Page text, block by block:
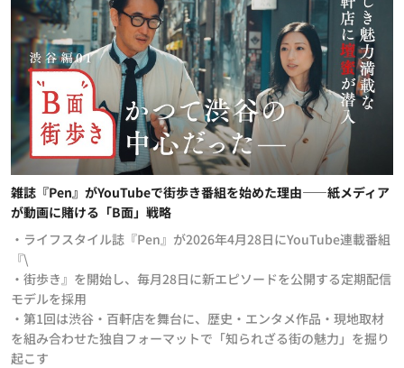
雑誌『Pen』がYouTubeで街歩き番組を始めた理由——紙メディア
が動画に賭ける「B面」戦略
・ライフスタイル誌『Pen』が2026年4月28日にYouTube連載番組
『\
・街歩き』を開始し、毎月28日に新エピソードを公開する定期配信
モデルを採用
・第1回は渋谷・百軒店を舞台に、歴史・エンタメ作品・現地取材
を組み合わせた独自フォーマットで「知られざる街の魅力」を掘り
起こす